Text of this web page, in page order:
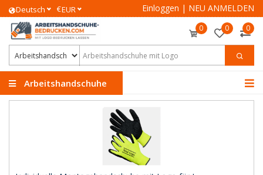
Deutsch €EUR Einloggen | NEU ANMELDEN
0 0 0
Arbeitshandschuhe